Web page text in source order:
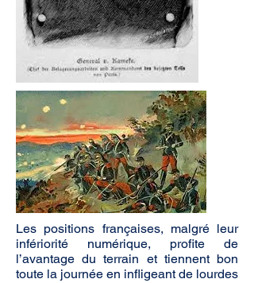
Les positions françaises, malgré leur
infériorité numérique, profite de
l’avantage du terrain et tiennent bon
toute la journée en infligeant de lourdes